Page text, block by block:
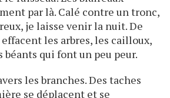
par là. Calé contre un tronc,
je laisse venir la nuit. De
les arbres, les cailloux,
béants qui font un peu peur.
les branches. Des taches
se déplacent et se